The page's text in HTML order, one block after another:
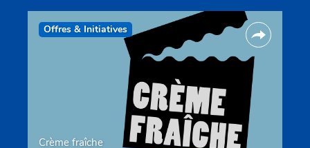
Offres & Initiatives
Crème fraîche